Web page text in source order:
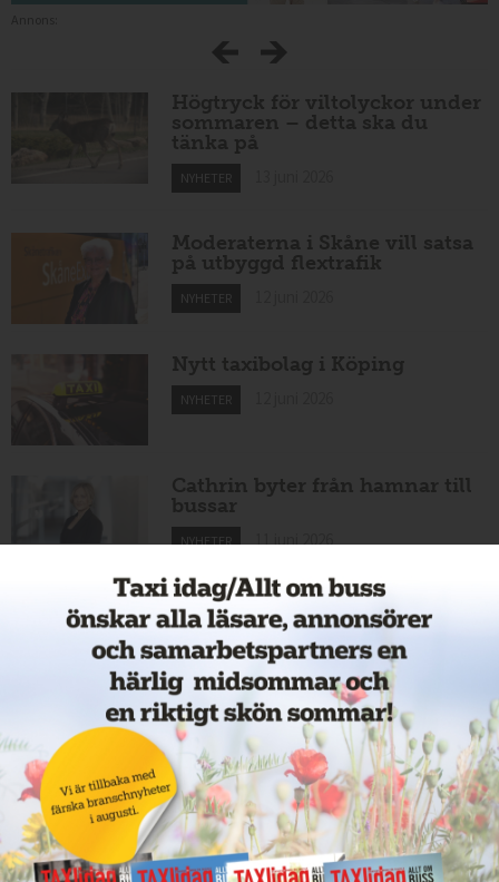
Högtryck för viltolyckor under
sommaren – detta ska du
tänka på
NYHETER
Moderaterna i Skåne vill satsa
på utbyggd flextrafik
NYHETER
Nytt taxibolag i Köping
NYHETER
Cathrin byter från hamnar till
bussar
NYHETER
Nytt taxiföretag i Sigtuna
NYHETER 11 juni 2026
Nytt taxibolag i Borlänge
NYHETER 11 juni 2026
Taxibommar fick inte avsedd
effekt vid Lund C